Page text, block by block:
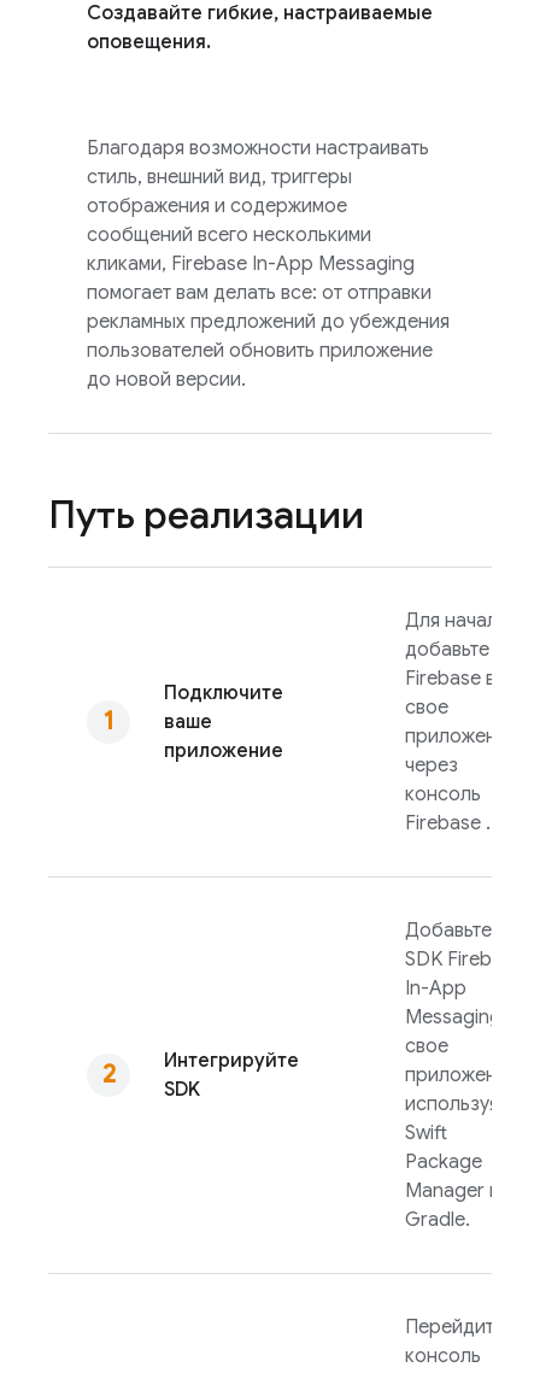
Создавайте гибкие, настраиваемые
оповещения.
Благодаря возможности настраивать
стиль, внешний вид, триггеры
отображения и содержимое
сообщений всего несколькими
кликами, Firebase In-App Messaging
помогает вам делать все: от отправки
рекламных предложений до убеждения
пользователей обновить приложение
до новой версии.
Путь реализации
Подключите
ваше
приложение
Для начала
добавьте
Firebase в
свое
приложение
через
консоль
Firebase .
Интегрируйте
SDK
Добавьте
SDK Firebase
In-App
Messaging
свое
приложение,
используя
Swift
Package
Manager или
Gradle.
Перейдите в
консоль